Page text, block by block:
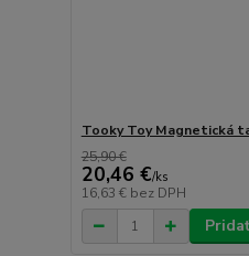
Tooky Toy Magnetická
25,90 €
20,46 €/ks
16,63 € bez DPH